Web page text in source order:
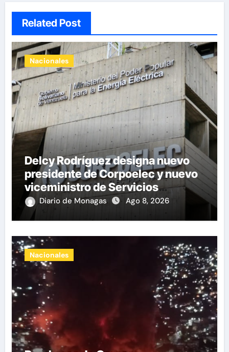
Related Post
Nacionales
Delcy Rodríguez designa nuevo
presidente de Corpoelec y nuevo
viceministro de Servicios
Eléctricos
Diario de Monagas Ago 8, 2026
Nacionales